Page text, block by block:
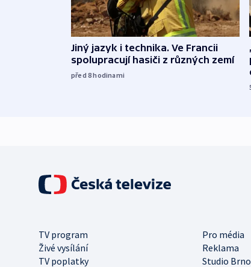
Jiný jazyk i technika. Ve Francii
spolupracují hasiči z různých zemí
před 8hodinami
TV program
Pro média
Živé vysílání
Reklama
TV poplatky
Studio Brno